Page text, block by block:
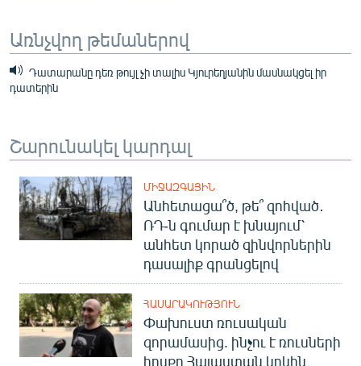
Առնչվող թեմաներով
Դատարանը դեռ թույլ չի տալիս Կյուրեղյանին մասնակցել իր
դատերին
Շարունակել կարդալ
ՄԻՋԱԶԳԱՅԻՆ
Անհետացա՞ծ, թե՞ զոհված․
ՌԴ-ն գումար է խնայում՝
անհետ կորած զինվորներին
դասալիք գրանցելով
ՀԱՍԱՐԱԿՈՒԹՅՈՒՆ
Փախուստ ռուսական
զորամասից. ինչու է ռուսների
հոսքը Հայաստան կրկին